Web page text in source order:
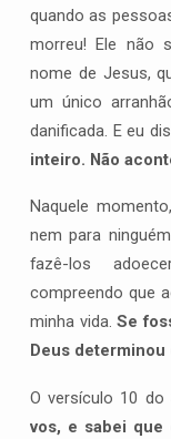
quando as
morreu! Ele não
nome de Jesus,
um único
danificada. E eu
inteiro. Não
Naquele
nem para
fazê-los
compreendo que
minha vida.Se
Deus determinou
O versículo 10 do
vos, e sabei que